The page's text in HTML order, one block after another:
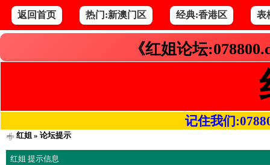
返回首页 热门:新澳门区 经典:香港区 表
《红姐论坛
记住我们
红姐» 论坛提示
红姐 提示信息